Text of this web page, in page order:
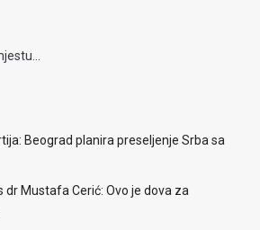
Beograd planira preseljenje Srba sa
Mustafa Cerić: Ovo je dova za